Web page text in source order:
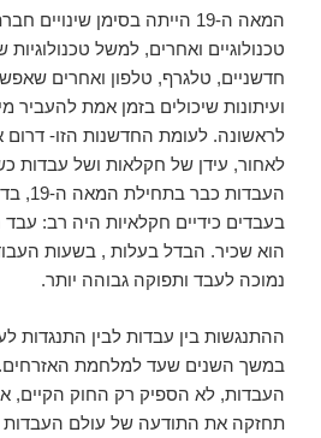
להיות
חופשי,
אבל
כמעט
בכל
מצב
האדם
מספיק
חופשי
לשיר
המאה ה-19 הייתה בסימן
טכנולוגיים ואחרים, למשל
חדשניים, טלגרף, טלפון ואחרים
ועיתונות שיכולים בזמן אמת להעביר
לראשונה. לעומת החדשנות הזו- דרום
לאחור, עידן של חקלאות ושל עבדות
בעבדים כידיים חקלאיות היה רב: עבד
הוא שכיר. הבדל בעלות , בשעות
נמוכה לעבד ותפוקה גבוהה יותר.
ההתנגשות בין עבדות לבין התנגדות
במשך השנים שעד למלחמת
העבדות, לא הספיק רק החוק
תחזקה את התודעה של עולם העבדות